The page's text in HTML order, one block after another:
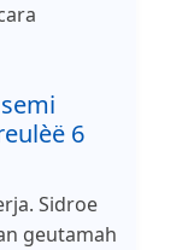
6
Sidroe
geutamah